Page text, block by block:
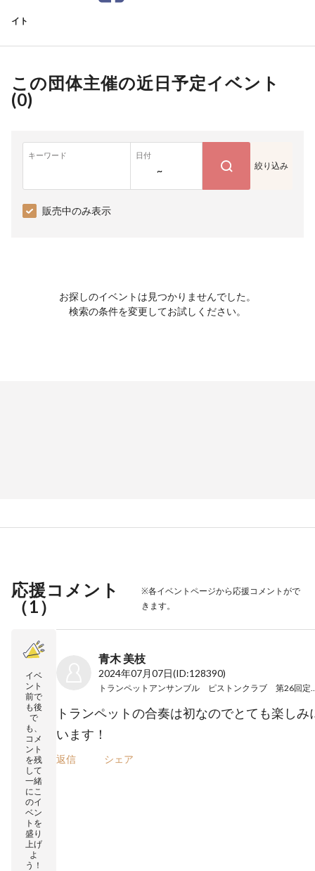
イト
この団体主催の近日予定イベント
(0)
キーワード 日付
~ 絞り込み
販売中のみ表示
お探しのイベントは見つかりませんでした。
検索の条件を変更してお試しください。
応援コメント
（1）
※各イベントページから応援コメントがで
きます。
イベ
ント
前で
も後
で
も、
コメ
ント
を残
して
一緒
にこ
のイ
ベン
トを
盛り
上げ
よ
う！
青木 美枝
2024年07月07日(ID:128390)
トランペットの合奏は初なのでとても楽しみ
います！
返信 シェア